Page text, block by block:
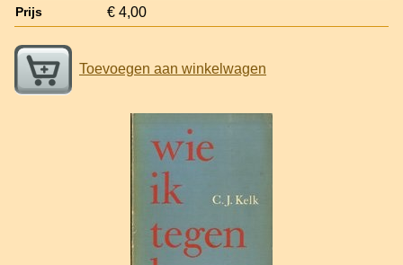
Prijs € 4,00
Toevoegen aan winkelwagen